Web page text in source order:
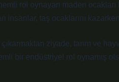
rol oynayan maden
insanlar, taş ocaklarını
ziyade, tarım ve
bir endüstriyel rol oynamış